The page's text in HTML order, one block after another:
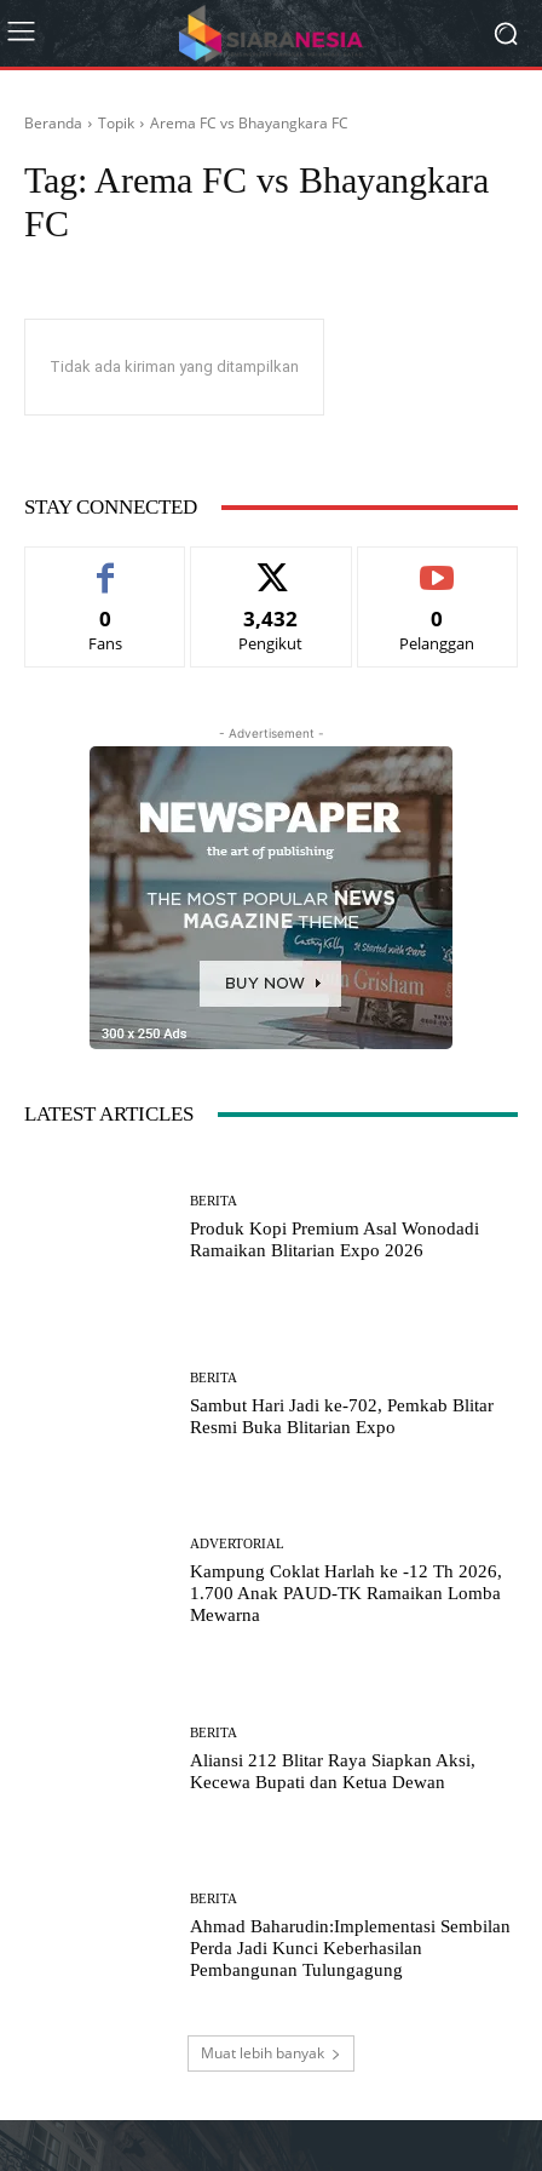
Beranda Topik Arema FC vs Bhayangkara FC
Tag: Arema FC vs Bhayangkara
FC
Tidak ada kiriman yang ditampilkan
STAY CONNECTED
0
Fans
3,432
Pengikut
0
Pelanggan
- Advertisement -
LATEST ARTICLES
BERITA
Produk Kopi Premium Asal Wonodadi
Ramaikan Blitarian Expo 2026
BERITA
Sambut Hari Jadi ke-702, Pemkab Blitar
Resmi Buka Blitarian Expo
ADVERTORIAL
Kampung Coklat Harlah ke -12 Th 2026,
1.700 Anak PAUD-TK Ramaikan Lomba
Mewarna
BERITA
Aliansi 212 Blitar Raya Siapkan Aksi,
Kecewa Bupati dan Ketua Dewan
BERITA
Ahmad Baharudin:Implementasi Sembilan
Perda Jadi Kunci Keberhasilan
Pembangunan Tulungagung
Muat lebih banyak